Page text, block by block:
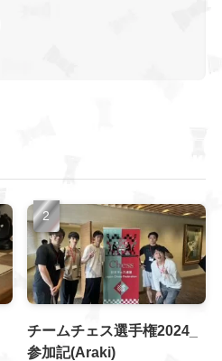
チームチェス選手権2024_
参加記(Araki)